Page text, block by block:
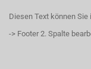
Diesen Text können
-> Footer 2. Spalte